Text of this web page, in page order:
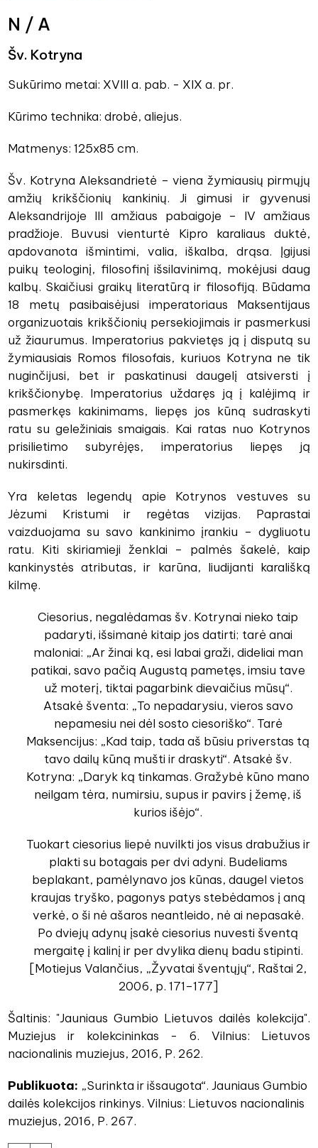
N / A
Šv. Kotryna
Sukūrimo metai: XVIII a. pab. - XIX a. pr.
Kūrimo technika: drobė, aliejus.
Matmenys: 125x85 cm.
Šv. Kotryna Aleksandrietė – viena žymiausių pirmųjų
amžių krikščionių kankinių. Ji gimusi ir gyvenusi
Aleksandrijoje III amžiaus pabaigoje – IV amžiaus
pradžioje. Buvusi vienturtė Kipro karaliaus duktė,
apdovanota išmintimi, valia, iškalba, drąsa. Įgijusi
puikų teologinį, filosofinį išsilavinimą, mokėjusi daug
kalbų. Skaičiusi graikų literatūrą ir filosofiją. Būdama
18 metų pasibaisėjusi imperatoriaus Maksentijaus
organizuotais krikščionių persekiojimais ir pasmerkusi
už žiaurumus. Imperatorius pakvietęs ją į disputą su
žymiausiais Romos filosofais, kuriuos Kotryna ne tik
nuginčijusi, bet ir paskatinusi daugelį atsiversti į
krikščionybę. Imperatorius uždaręs ją į kalėjimą ir
pasmerkęs kakinimams, liepęs jos kūną sudraskyti
ratu su geležiniais smaigais. Kai ratas nuo Kotrynos
prisilietimo subyrėjęs, imperatorius liepęs ją
nukirsdinti.
Yra keletas legendų apie Kotrynos vestuves su
Jėzumi Kristumi ir regėtas vizijas. Paprastai
vaizduojama su savo kankinimo įrankiu – dygliuotu
ratu. Kiti skiriamieji ženklai – palmės šakelė, kaip
kankinystės atributas, ir karūna, liudijanti karališką
kilmę.
Ciesorius, negalėdamas šv. Kotrynai nieko taip
padaryti, išsimanė kitaip jos datirti; tarė anai
maloniai: „Ar žinai ką, esi labai graži, dideliai man
patikai, savo pačią Augustą pametęs, imsiu tave
už moterį, tiktai pagarbink dievaičius mūsų“.
Atsakė šventa: „To nepadarysiu, vieros savo
nepamesiu nei dėl sosto ciesoriško“. Tarė
Maksencijus: „Kad taip, tada aš būsiu priverstas tą
tavo dailų kūną mušti ir draskyti“. Atsakė šv.
Kotryna: „Daryk ką tinkamas. Gražybė kūno mano
neilgam tėra, numirsiu, supus ir pavirs į žemę, iš
kurios išėjo“.
Tuokart ciesorius liepė nuvilkti jos visus drabužius ir
plakti su botagais per dvi adyni. Budeliams
beplakant, pamėlynavo jos kūnas, daugel vietos
kraujas tryško, pagonys patys stebėdamos į aną
verkė, o ši nė ašaros neantleido, nė ai nepasakė.
Po dviejų adynų įsakė ciesorius nuvesti šventą
mergaitę į kalinį ir per dvylika dienų badu stipinti.
[Motiejus Valančius, „Žyvatai šventųjų“, Raštai 2,
2006, p. 171–177]
Šaltinis: "Jauniaus Gumbio Lietuvos dailės kolekcija".
Muziejus ir kolekcininkas - 6. Vilnius: Lietuvos
nacionalinis muziejus, 2016, P. 262.
Publikuota: „Surinkta ir išsaugota“. Jauniaus Gumbio
dailės kolekcijos rinkinys. Vilnius: Lietuvos nacionalinis
muziejus, 2016, P. 267.